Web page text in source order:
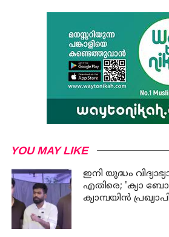
YOU MAY LIKE
ഇനി യുദ്ധം
എതിരെ; 'ക്യാ
ക്യാമ്പയിൻ